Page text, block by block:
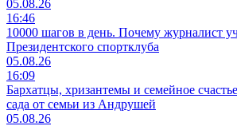
05.08.26
16:46
10000 шагов в день. Почему журналист
Президентского спортклуба
05.08.26
16:09
Бархатцы, хризантемы и семейное
сада от семьи из Андрушей
05.08.26